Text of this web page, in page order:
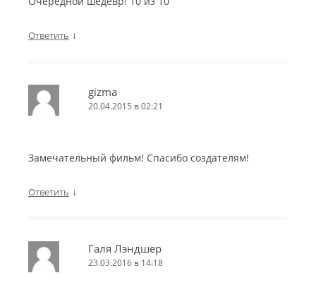
Ответить ↓
gizma
20.04.2015 в 02:21
Замечательный фильм! Спасибо создателям!
Ответить ↓
Галя Лэндшер
23.03.2016 в 14:18